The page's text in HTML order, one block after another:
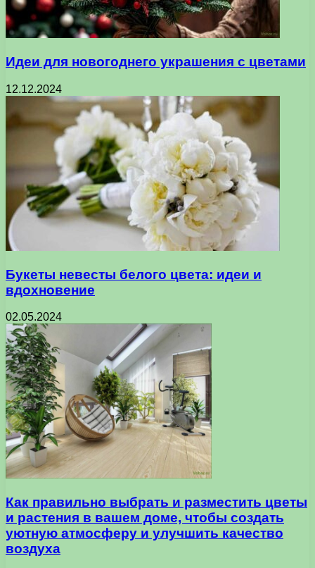
Идеи для новогоднего украшения с цветами
12.12.2024
Букеты невесты белого цвета: идеи и
вдохновение
02.05.2024
Как правильно выбрать и разместить цветы
и растения в вашем доме, чтобы создать
уютную атмосферу и улучшить качество
воздуха